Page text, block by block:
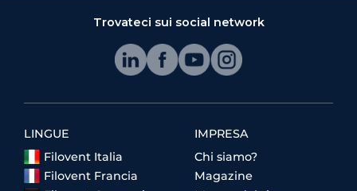
Trovateci sui social network
LINGUE
Filovent Italia
Filovent Francia
IMPRESA
Chi siamo?
Magazine